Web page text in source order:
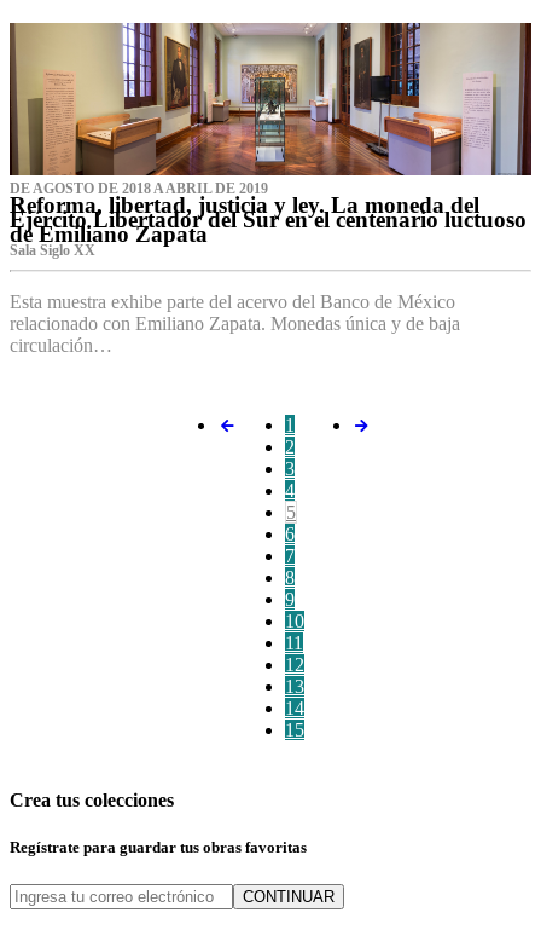
DE AGOSTO DE 2018 A ABRIL DE 2019
Reforma, libertad, justicia y ley. La moneda del
Ejército Libertador del Sur en el centenario luctuoso
de Emiliano Zapata
Sala Siglo XX
Esta muestra exhibe parte del acervo del Banco de México
relacionado con Emiliano Zapata. Monedas única y de baja
circulación…
1
2
3
4
5
6
7
8
9
10
11
12
13
14
15
Crea tus colecciones
Regístrate para guardar tus obras favoritas
CONTINUAR